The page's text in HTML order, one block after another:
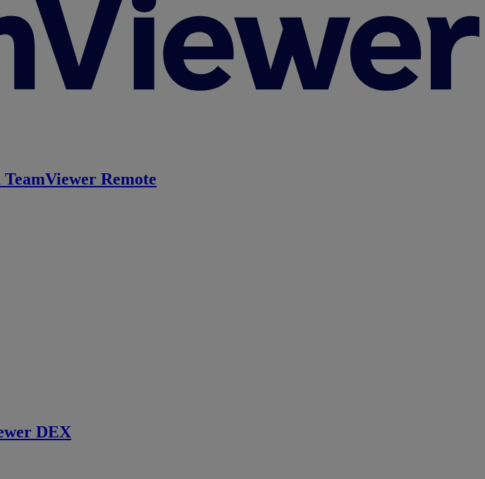
TeamViewer Remote
DEX